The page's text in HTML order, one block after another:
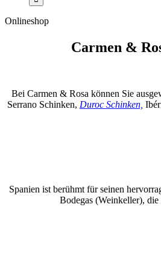
Onlineshop
Carmen &
Bei Carmen & Rosa können Sie
Serrano Schinken, Duroc Schinken,
Spanien ist berühmt für seinen
Bodegas (Weinkeller),